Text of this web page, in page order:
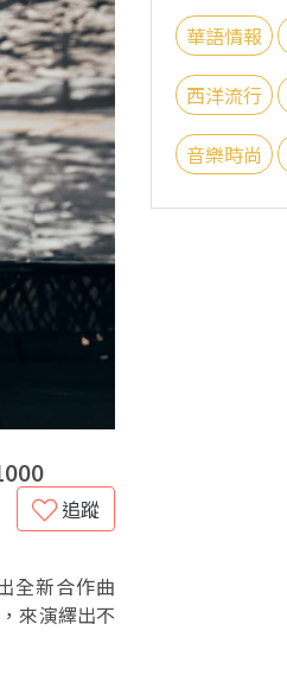
追蹤
全新合作曲
來演繹出不
華語情報
西洋流行
音樂時尚